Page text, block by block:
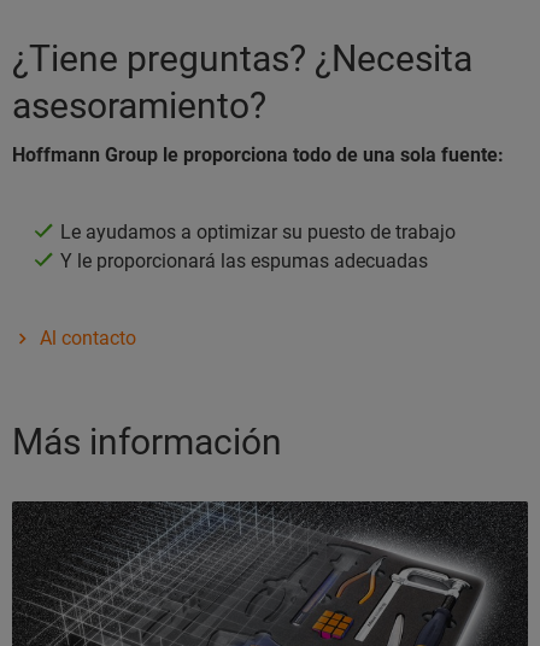
¿Tiene preguntas? ¿Necesita
asesoramiento?
Hoffmann Group le proporciona todo de una sola fuente:
Le ayudamos a optimizar su puesto de trabajo
Y le proporcionará las espumas adecuadas
Al contacto
Más información